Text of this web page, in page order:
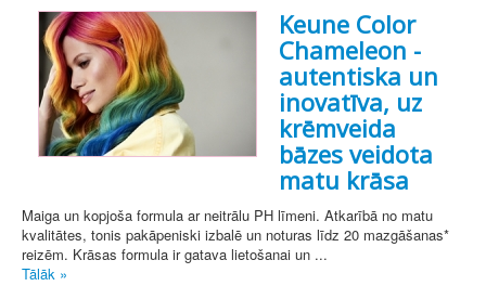
Keune Color
Chameleon -
autentiska un
inovatīva, uz
krēmveida
bāzes veidota
matu krāsa
Maiga un kopjoša formula ar neitrālu PH līmeni. Atkarībā no matu
kvalitātes, tonis pakāpeniski izbalē un noturas līdz 20 mazgāšanas*
reizēm. Krāsas formula ir gatava lietošanai un ...
Tālāk »